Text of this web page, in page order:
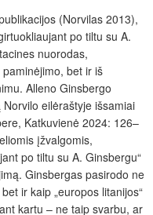
(Norvilas 2013),
po tiltu su A.
nuorodas,
bet ir iš
Alleno Ginsbergo
eilėraštyje išsamiai
Katkuvienė 2024: 126–
įžvalgomis,
po tiltu su A. Ginsbergu“
Ginsbergas pasirodo ne
ir kaip „europos litanijos“
kartu – ne taip svarbu, ar